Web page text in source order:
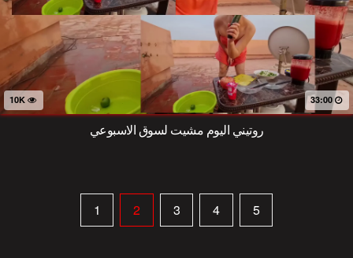
33:00
روتيني اليوم مشيت لسوق الاسبوعي
1 2 3 4 5